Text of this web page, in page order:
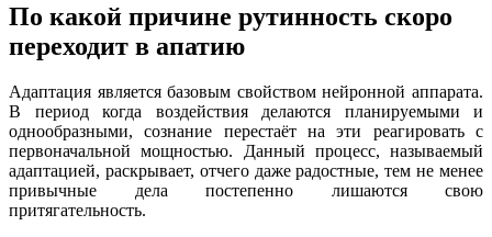
По какой причине рутинность скоро
переходит в апатию
Адаптация является базовым свойством нейронной аппарата.
В период когда воздействия делаются планируемыми и
однообразными, сознание перестаёт на эти реагировать с
первоначальной мощностью. Данный процесс, называемый
адаптацией, раскрывает, отчего даже радостные, тем не менее
привычные дела постепенно лишаются свою
притягательность.